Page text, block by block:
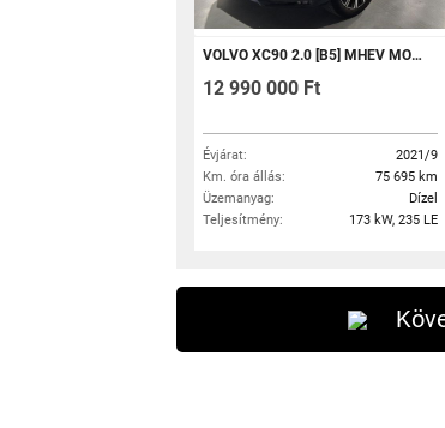
VOLVO XC90 2.0 [B5] MHEV MOMENTUM PRO GEARTRONIC 75.695KM!
12 990 000 Ft
Évjárat:
2021/9
Km. óra állás:
75 695 km
Üzemanyag:
Dízel
Teljesítmény:
173 kW, 235 LE